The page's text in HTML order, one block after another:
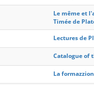
Le même et
Timée de
Lectures de
Catalogue of
La